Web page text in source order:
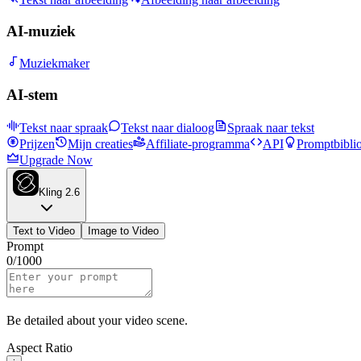
AI-muziek
Muziekmaker
AI-stem
Tekst naar spraak Tekst naar dialoog
Spraak naar tekst
Prijzen
Mijn creaties Affiliate-programma API
Upgrade Now
Kling 2.6
Text to Video Image to Video
Prompt
0/1000
Be detailed about your video scene.
Aspect Ratio